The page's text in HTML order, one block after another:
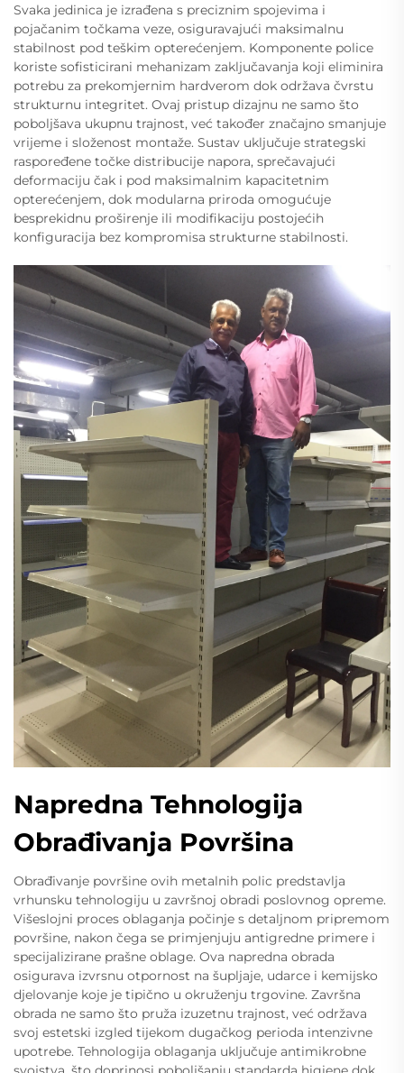
Svaka jedinica je izrađena s preciznim spojevima i
pojačanim točkama veze, osiguravajući maksimalnu
stabilnost pod teškim opterećenjem. Komponente police
koriste sofisticirani mehanizam zaključavanja koji eliminira
potrebu za prekomjernim hardverom dok održava čvrstu
strukturnu integritet. Ovaj pristup dizajnu ne samo što
poboljšava ukupnu trajnost, već također značajno smanjuje
vrijeme i složenost montaže. Sustav uključuje strategski
raspoređene točke distribucije napora, sprečavajući
deformaciju čak i pod maksimalnim kapacitetnim
opterećenjem, dok modularna priroda omogućuje
besprekidnu proširenje ili modifikaciju postojećih
konfiguracija bez kompromisa strukturne stabilnosti.
Napredna Tehnologija
Obrađivanja Površina
Obrađivanje površine ovih metalnih polic predstavlja
vrhunsku tehnologiju u završnoj obradi poslovnog opreme.
Višeslojni proces oblaganja počinje s detaljnom pripremom
površine, nakon čega se primjenjuju antigredne primere i
specijalizirane prašne oblage. Ova napredna obrada
osigurava izvrsnu otpornost na šupljaje, udarce i kemijsko
djelovanje koje je tipično u okruženju trgovine. Završna
obrada ne samo što pruža izuzetnu trajnost, već održava
svoj estetski izgled tijekom dugačkog perioda intenzivne
upotrebe. Tehnologija oblaganja uključuje antimikrobne